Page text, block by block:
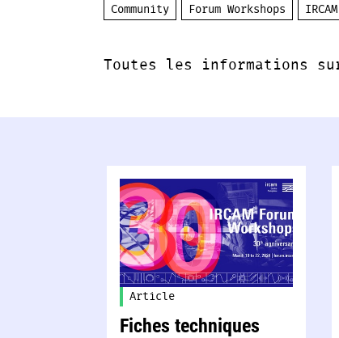
Community Forum Workshops
Toutes les informations
Article
Fiches techniques